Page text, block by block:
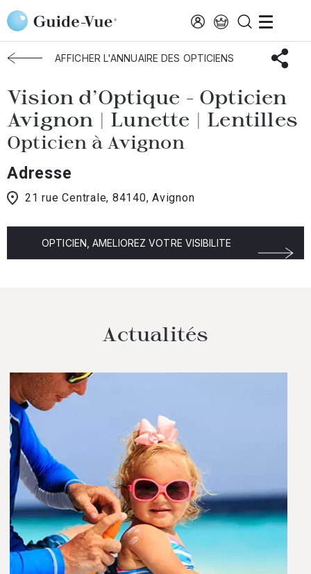
Aller au contenu principal
Accueil Choisir mon opticien Vision D'Optique
AFFICHER L'ANNUAIRE DES OPTICIENS
Vision d'Optique - Opticien
Avignon | Lunette | Lentilles
Opticien à Avignon
Adresse
21 rue Centrale, 84140, Avignon
OPTICIEN, AMELIOREZ VOTRE VISIBILITE
Actualités